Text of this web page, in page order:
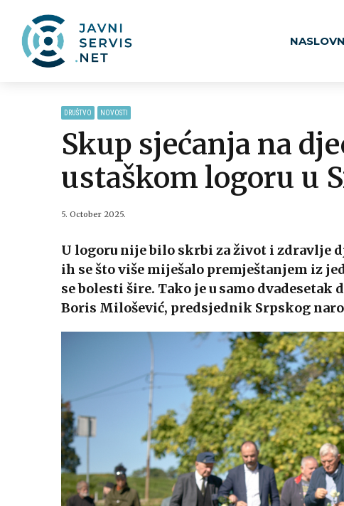
DRUŠTVO NOVOSTI
Skup sjećanja na
ustaškom logoru u
5. October 2025.
U logoru nije bilo skrbi za život i zdravlje
ih se što više miješalo premještanjem iz
se bolesti šire. Tako je u samo dvadesetak
Boris Milošević, predsjednik Srpskog